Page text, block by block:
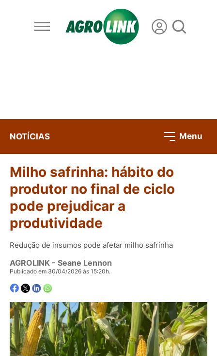
NOTÍCIAS Menu
Milho safrinha: hábito do
produtor no final de ciclo
pode prejudicar a
produtividade
Redução de insumos pode afetar milho safrinha
AGROLINK - Seane Lennon
Publicado em 30/04/2026 às 15:20h.